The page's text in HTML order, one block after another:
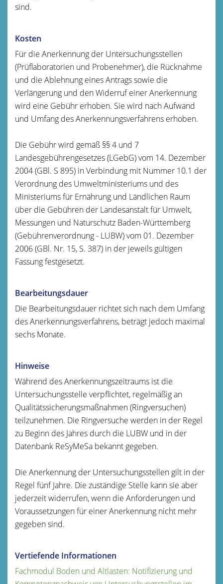
sind.
Kosten
Für die Anerkennung der Untersuchungsstellen
(Prüflaboratorien und Probenehmer), die Rücknahme
und die Ablehnung eines Antrags sowie die
Verlängerung und den Widerruf einer Anerkennung
wird eine Gebühr erhoben. Sie wird nach Aufwand
und Umfang des Anerkennungsverfahrens erhoben.
Die Gebühr wird gemäß §§ 4 und 7
Landesgebührengesetzes (LGebG) vom 14. Dezember
2004 (GBl. S 895) in Verbindung mit Nummer 10.1 der
Verordnung des Umweltministeriums und des
Ministeriums für Ernährung und Ländlichen Raum
über die Gebühren der Landesanstalt für Umwelt,
Messungen und Naturschutz Baden-Württemberg
(Gebührenverordnung - LUBW) vom 01. Dezember
2006 (GBl. Nr. 15, S. 387) in der jeweils gültigen
Fassung festgesetzt.
Bearbeitungsdauer
Die Bearbeitungsdauer richtet sich nach dem Umfang
des Anerkennungsverfahrens, beträgt jedoch maximal
sechs Monate.
Hinweise
Während des Anerkennungszeitraums ist die
Untersuchungsstelle verpflichtet, regelmäßig an
Qualitätssicherungsmaßnahmen (Ringversuchen)
teilzunehmen. Die Ringversuche werden in der Regel
zu Beginn des Jahres durch die LUBW und in der
Datenbank ReSyMeSa bekannt gegeben.
Die Anerkennung der Untersuchungsstellen gilt in der
Regel fünf Jahre. Die zuständige Stelle kann sie aber
jederzeit widerrufen, wenn die Anforderungen und
Voraussetzungen für einer Anerkennung nicht mehr
gegeben sind.
Vertiefende Informationen
Fachmodul Boden und Altlasten: Notifizierung und